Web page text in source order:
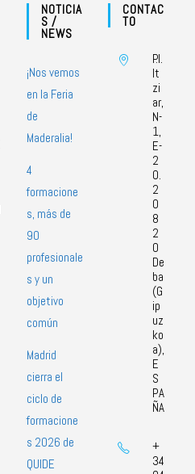
NOTICIA
S /
NEWS
¡Nos vemos
en la Feria
de
Maderalia!
4
formacione
s, más de
90
profesionale
s y un
objetivo
común
Madrid
cierra el
ciclo de
formacione
s 2026 de
QUIDE
CONTAC
TO
P.I.
It
zi
ar,
N-
1,
E-
2
0.
2
0
8
2
0
De
ba
(G
ip
uz
ko
a),
E
S
PA
ÑA
+
34